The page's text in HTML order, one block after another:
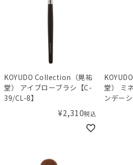
KOYUDO Collection（晃祐
堂） アイブローブラシ【C-
39/CL-8】
¥2,310税込
堂） ミ
ンデー